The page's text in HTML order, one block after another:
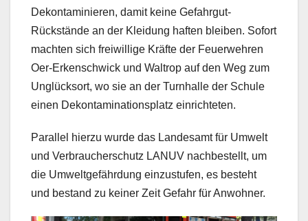
Dekontaminieren, damit keine Gefahrgut-
Rückstände an der Kleidung haften bleiben. Sofort
machten sich freiwillige Kräfte der Feuerwehren
Oer-Erkenschwick und Waltrop auf den Weg zum
Unglücksort, wo sie an der Turnhalle der Schule
einen Dekontaminationsplatz einrichteten.
Parallel hierzu wurde das Landesamt für Umwelt
und Verbraucherschutz LANUV nachbestellt, um
die Umweltgefährdung einzustufen, es besteht
und bestand zu keiner Zeit Gefahr für Anwohner.